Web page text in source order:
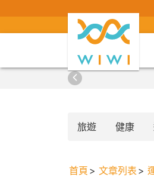
旅遊 健康
首頁 文章列表